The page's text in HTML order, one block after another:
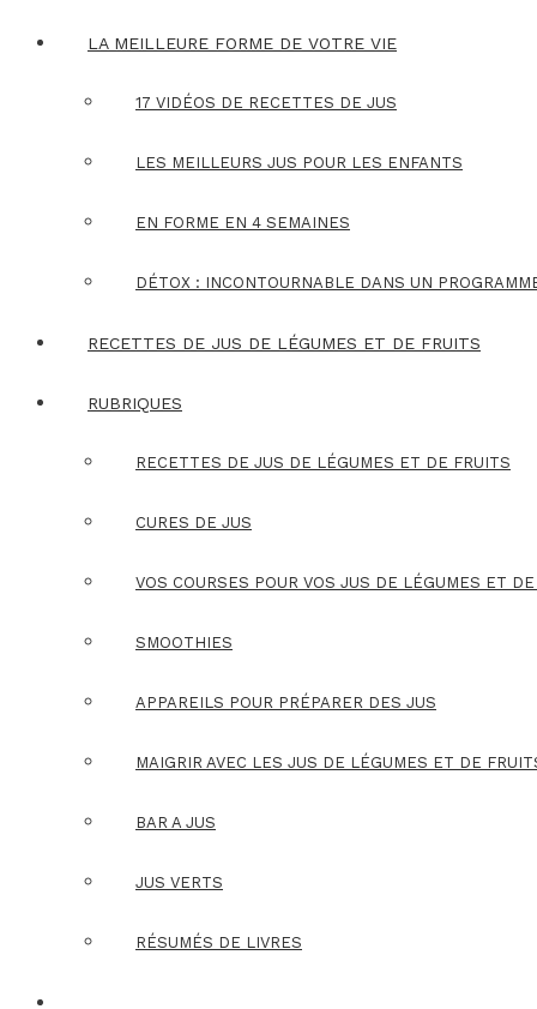
LA MEILLEURE FORME DE VOTRE VIE
17 VIDÉOS DE RECETTES DE JUS
LES MEILLEURS JUS POUR LES ENFANTS
EN FORME EN 4 SEMAINES
DÉTOX : INCONTOURNABLE DANS UN
RECETTES DE JUS DE LÉGUMES ET DE FRUITS
RUBRIQUES
RECETTES DE JUS DE LÉGUMES ET DE FRUITS
CURES DE JUS
VOS COURSES POUR VOS JUS DE LÉGUMES ET
SMOOTHIES
APPAREILS POUR PRÉPARER DES JUS
MAIGRIR AVEC LES JUS DE LÉGUMES ET DE
BAR A JUS
JUS VERTS
RÉSUMÉS DE LIVRES